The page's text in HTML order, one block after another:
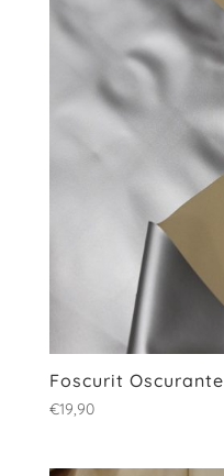
Foscurit Oscurante
€19,90